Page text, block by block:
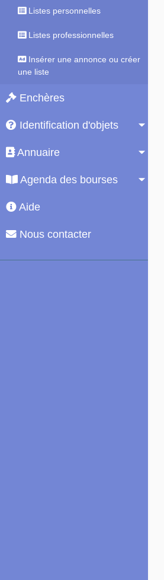
Listes personnelles
Listes professionnelles
Insérer une annonce ou créer
une liste
Enchères
Identification d'objets
Annuaire
Agenda des bourses
Aide
Nous contacter